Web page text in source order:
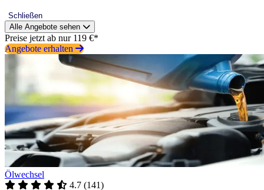
Schließen
Alle Angebote sehen
Preise jetzt ab nur 119 €*
Angebote erhalten
Ölwechsel
4.7 (141)